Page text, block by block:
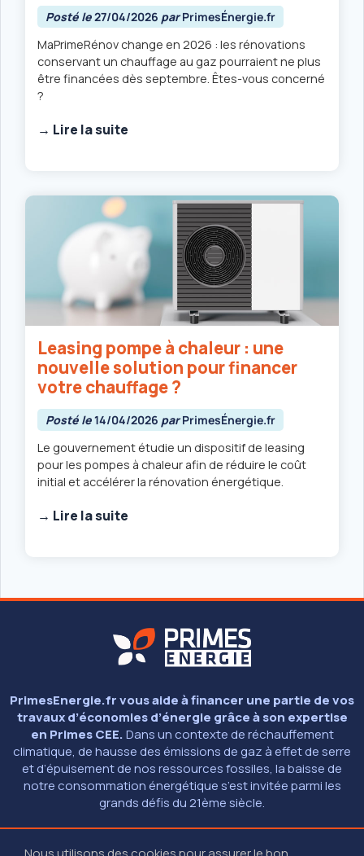
Posté le27/04/2026 parPrimesÉnergie.fr
MaPrimeRénov change en 2026 : les rénovations
conservant un chauffage au gaz pourraient ne plus
être financées dès septembre. Êtes-vous concerné
?
→ Lire la suite
Leasing pompe à chaleur : une
nouvelle solution pour financer
votre chauffage ?
Posté le14/04/2026 parPrimesÉnergie.fr
Le gouvernement étudie un dispositif de leasing
pour les pompes à chaleur afin de réduire le coût
initial et accélérer la rénovation énergétique.
→ Lire la suite
PrimesEnergie.fr vous aide à financer une partie de vos
travaux d’économies d’énergie grâce à son expertise
en Primes CEE.Dans un contexte de réchauffement
climatique, de hausse des émissions de gaz à effet de serre
et d’épuisement de nos ressources fossiles, la baisse de
notre consommation énergétique s’est invitée parmi les
grands défis du 21ème siècle.
© 2026 - PRIMESENERGIE.FR